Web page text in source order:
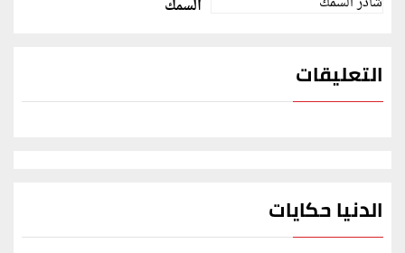
السمك
التعليقات
الدنيا حكايات